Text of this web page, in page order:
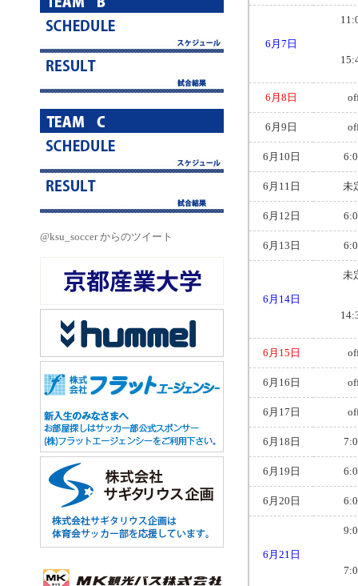
@ksu_soccer からのツイート
6月7日
6月8日
6月9日
6月10日
6月11日 未
6月12日
6月13日
6月14日
未
6月15日
6月16日
6月17日
6月18日
6月19日
6月20日
6月21日